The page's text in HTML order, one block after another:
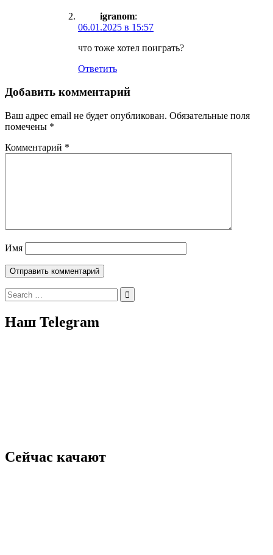
igranom:
06.01.2025 в 15:57
что тоже хотел поиграть?
Ответить
Добавить комментарий
Ваш адрес email не будет опубликован. Обязательные поля
помечены *
Комментарий *
Имя
Search
for:
Наш Telegram
Сейчас качают